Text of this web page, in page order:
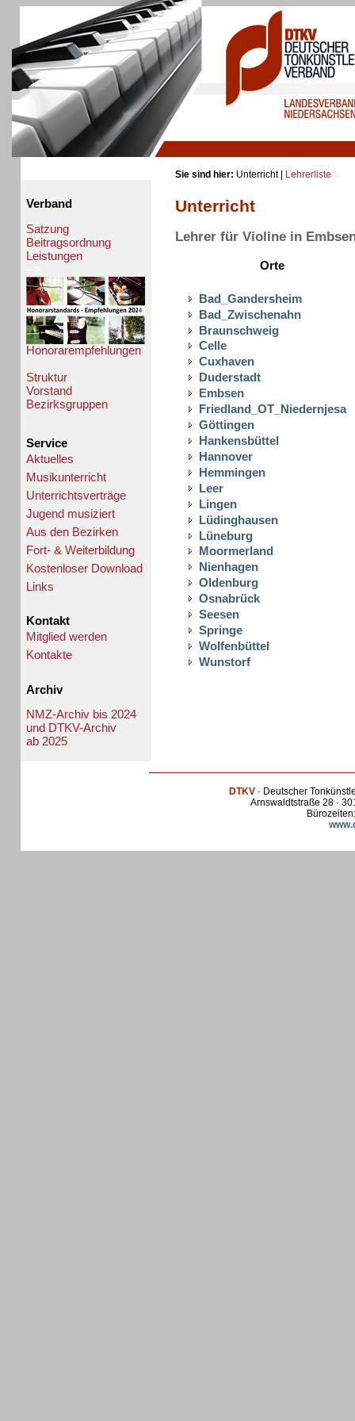
Verband
Satzung
Beitragsordnung
Leistungen
Honorarempfehlungen
Struktur
Vorstand
Bezirksgruppen
Service
Aktuelles
Musikunterricht
Unterrichtsverträge
Jugend musiziert
Aus den Bezirken
Fort- & Weiterbildung
Kostenloser Download
Links
Kontakt
Mitglied werden
Kontakte
Archiv
NMZ-Archiv bis 2024
und DTKV-Archiv
ab 2025
Sie sind hier: Unterricht | Lehrerliste
Unterricht
Lehrer für Violine in
Orte
Bad_Gandersheim
Bad_Zwischenahn
Braunschweig
Celle
Cuxhaven
Duderstadt
Embsen
Friedland_OT_Niedernjesa
Göttingen
Hankensbüttel
Hannover
Hemmingen
Leer
Lingen
Lüdinghausen
Lüneburg
Moormerland
Nienhagen
Oldenburg
Osnabrück
Seesen
Springe
Wolfenbüttel
Wunstorf
DTKV· Deutscher
Arnswaldtstraße 28 ·